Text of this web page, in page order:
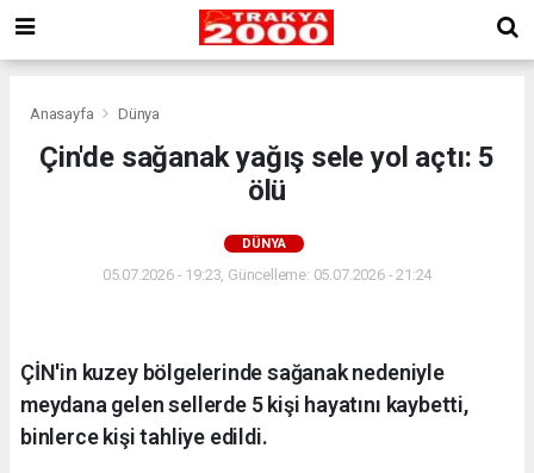
Anasayfa Dünya
Çin'de sağanak yağış sele yol açtı: 5
ölü
DÜNYA
05.07.2026 - 19:23, Güncelleme: 05.07.2026 - 21:24
ÇİN'in kuzey bölgelerinde sağanak nedeniyle
meydana gelen sellerde 5 kişi hayatını kaybetti,
binlerce kişi tahliye edildi.